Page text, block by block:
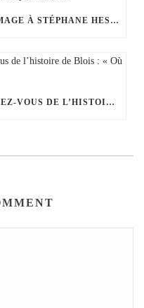
20.10.2023 BRUXELLES : HOMMAGE À STÉPHANE HESSEL
6 OCTOBRE 2023, 16H30, RENDEZ-VOUS DE L’HISTOIRE DE BLOIS : « OÙ SONT NOS NOUVEAUX HÉROS ? »